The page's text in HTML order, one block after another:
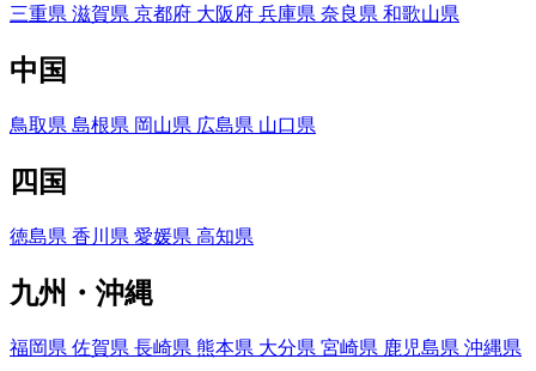
三重県 滋賀県 京都府 大阪府 兵庫県 奈良県 和歌山県
中国
鳥取県 島根県 岡山県 広島県 山口県
四国
徳島県 香川県 愛媛県 高知県
九州・沖縄
福岡県 佐賀県 長崎県 熊本県 大分県 宮崎県 鹿児島県 沖縄県